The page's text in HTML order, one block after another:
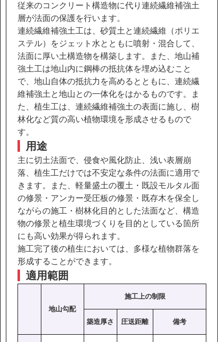
このサイトの使い方
サイトマップ
従来のコンクリート構造物に代り連続繊維補強土
層が法面の保護を行います。
連続繊維補強土工は、砂質土と連続繊維（ポリエ
ステル）をジェット水とともに噴射・混合して、
法面に厚い土構造物を構築します。また、地山補
強土工は地山内に鋼棒の抵抗体を埋め込むこと
で、地山自体の抵抗力を高めるとともに、連続繊
維補強土と地山との一体化をはかるものです。ま
た、植生工は、連続繊維補強土の表面に施し、樹
林化など質の高い植物環境を形成させるもので
す。
用途
主に切土法面で、侵食や風化防止、浅い表層崩
落、植生工だけでは不安定な条件の法面に適用で
きます。また、軽量盛土の覆土・既設モルタル面
の修景・アンカー受圧板の修景・既存木を保全し
ながらの施工・樹林化目的とした法面など、構造
物の修景と植生環境づくりを目的としている箇所
にも高い効果が得られます。
施工完了後の植生においては、多様な植物群落を
形成することができます。
適用範囲
地山勾配
施工上の制限
築造厚さ 圧送距離 備考